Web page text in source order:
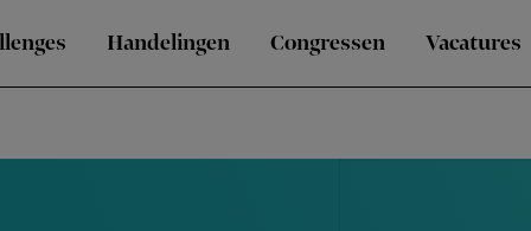
Handelingen Congressen Vacatures